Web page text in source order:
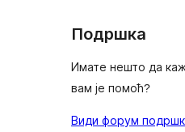
Подршка
Имате нешто да
вам је помоћ?
Види форум